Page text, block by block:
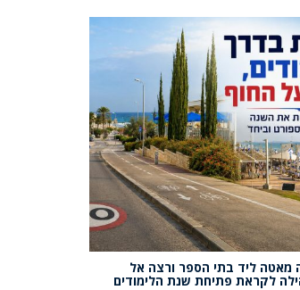
מאטה ליד בתי הספר ורצה אל
לקראת פתיחת שנת הלימודים